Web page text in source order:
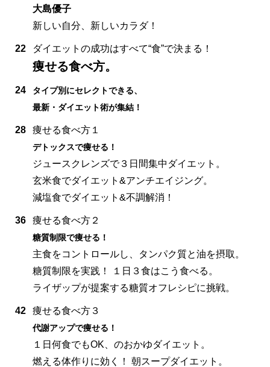
大島優子
新しい自分、新しいカラダ！
22 ダイエットの成功はすべて“食”で決まる！
痩せる食べ方。
24
タイプ別にセレクトできる、
最新・ダイエット術が集結！
28 痩せる食べ方１
デトックスで痩せる！
ジュースクレンズで３日間集中ダイエット。
玄米食でダイエット&アンチエイジング。
減塩食でダイエット&不調解消！
36 痩せる食べ方２
糖質制限で痩せる！
主食をコントロールし、タンパク質と油を摂取。
糖質制限を実践！ １日３食はこう食べる。
ライザップが提案する糖質オフレシピに挑戦。
42 痩せる食べ方３
代謝アップで痩せる！
１日何食でもOK、のおかゆダイエット。
燃える体作りに効く！ 朝スープダイエット。